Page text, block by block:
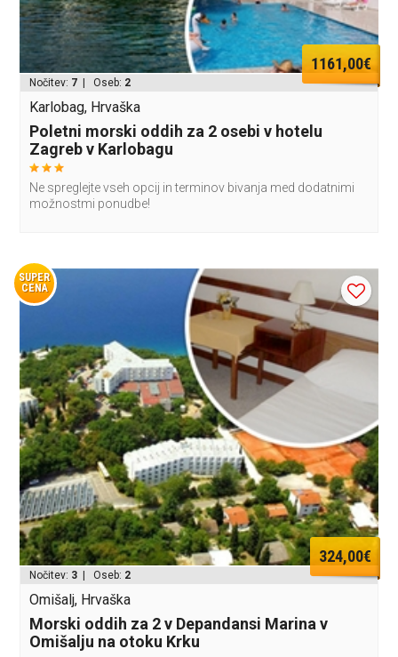
1161,00€
Nočitev: 7 | Oseb: 2
Karlobag, Hrvaška
Poletni morski oddih za 2 osebi v hotelu
Zagreb v Karlobagu
Ne spreglejte vseh opcij in terminov bivanja med dodatnimi
možnostmi ponudbe!
SUPER
CENA
324,00€
Nočitev: 3 | Oseb: 2
Omišalj, Hrvaška
Morski oddih za 2 v Depandansi Marina v
Omišalju na otoku Krku